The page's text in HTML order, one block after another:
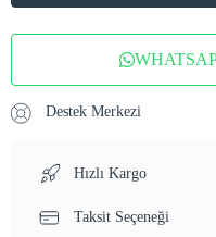
Destek Merkezi
Hızlı Kargo
Taksit Seçeneği